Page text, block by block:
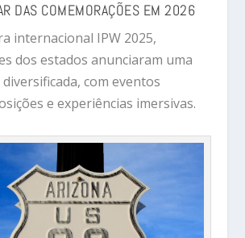
DAS COMEMORAÇÕES EM 2026
internacional IPW 2025,
dos estados anunciaram uma
com eventos
e experiências imersivas.